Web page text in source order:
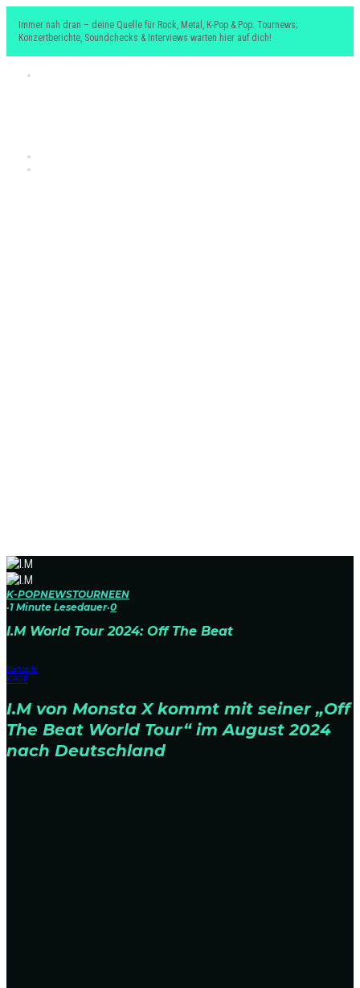
Immer nah dran – deine Quelle für Rock, Metal, K-Pop & Pop. Tournews;
Konzertberichte, Soundchecks & Interviews warten hier auf dich!
K-POPNEWSTOURNEEN
·1 Minute Lesedauer·0
I.M World Tour 2024: Off The Beat
Startseite
K-POP
I.M von Monsta X kommt mit seiner „Off
The Beat World Tour“ im August 2024
nach Deutschland